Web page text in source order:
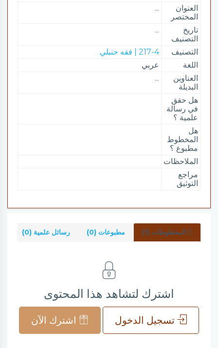
العنوان
المختصر
...
تاريخ
التصنيف
...
التصنيف
217-4 | فقه حنبلي
اللغة
عربي
العناوين
البديلة
...
هل حقق
في رسالة
علمية ؟
هل
المخطوط
مطبوع ؟
الملاحظات
مراجع
التوثيق
المخطوطات (1) مطبوعات (0) رسائل علمية (0)
اشترك لتشاهد هذا المحتوى
تسجيل الدخول اشترك الآن